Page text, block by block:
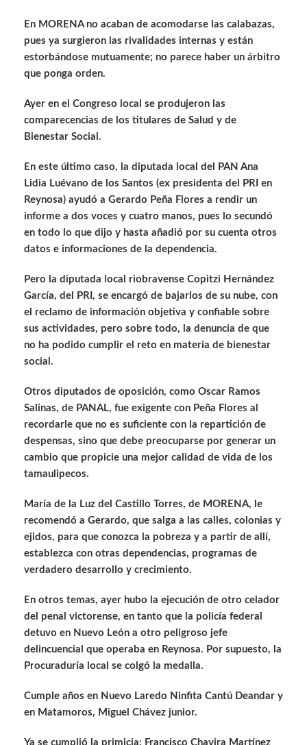
En MORENA no acaban de acomodarse las calabazas,
pues ya surgieron las rivalidades internas y están
estorbándose mutuamente; no parece haber un árbitro
que ponga orden.
Ayer en el Congreso local se produjeron las
comparecencias de los titulares de Salud y de
Bienestar Social.
En este último caso, la diputada local del PAN Ana
Lidia Luévano de los Santos (ex presidenta del PRI en
Reynosa) ayudó a Gerardo Peña Flores a rendir un
informe a dos voces y cuatro manos, pues lo secundó
en todo lo que dijo y hasta añadió por su cuenta otros
datos e informaciones de la dependencia.
Pero la diputada local riobravense Copitzi Hernández
García, del PRI, se encargó de bajarlos de su nube, con
el reclamo de información objetiva y confiable sobre
sus actividades, pero sobre todo, la denuncia de que
no ha podido cumplir el reto en materia de bienestar
social.
Otros diputados de oposición, como Oscar Ramos
Salinas, de PANAL, fue exigente con Peña Flores al
recordarle que no es suficiente con la repartición de
despensas, sino que debe preocuparse por generar un
cambio que propicie una mejor calidad de vida de los
tamaulipecos.
María de la Luz del Castillo Torres, de MORENA, le
recomendó a Gerardo, que salga a las calles, colonias y
ejidos, para que conozca la pobreza y a partir de allí,
establezca con otras dependencias, programas de
verdadero desarrollo y crecimiento.
En otros temas, ayer hubo la ejecución de otro celador
del penal victorense, en tanto que la policía federal
detuvo en Nuevo León a otro peligroso jefe
delincuencial que operaba en Reynosa. Por supuesto, la
Procuraduría local se colgó la medalla.
Cumple años en Nuevo Laredo Ninfita Cantú Deandar y
en Matamoros, Miguel Chávez junior.
Ya se cumplió la primicia: Francisco Chavira Martínez